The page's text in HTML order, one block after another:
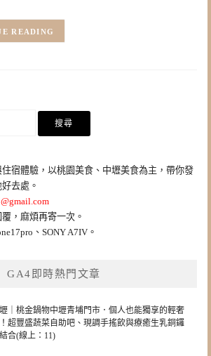
READING
宿體驗，以桃園美食、中壢美食為主，帶你發
去處。
，麻煩再寄一次。
、SONY A7IV。
GA4即時熱門文章
｜桃金鍋物中壢青埔門市．個人也能獨享的輕奢
超豐盛蔬菜自助吧、現調手搖飲與療癒生乳銅鑼
合(線上：11)